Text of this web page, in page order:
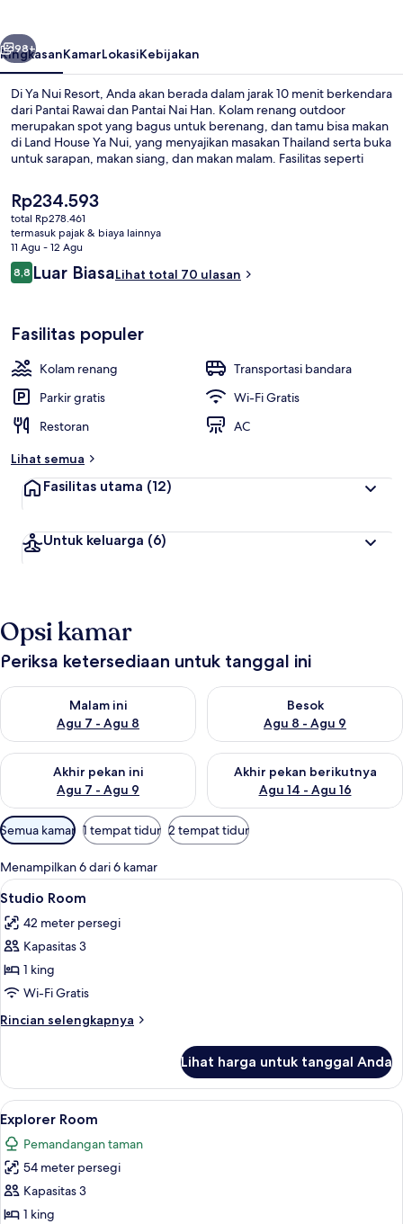
Berikutnya
98+
RingkasanKamarLokasiKebijakan
Di Ya Nui Resort, Anda akan berada dalam jarak 10 menit berkendara
dari Pantai Rawai dan Pantai Nai Han. Kolam renang outdoor
merupakan spot yang bagus untuk berenang, dan tamu bisa makan
di Land House Ya Nui, yang menyajikan masakan Thailand serta buka
untuk sarapan, makan siang, dan makan malam. Fasilitas seperti
lainnya.
Harga
saat
ini
Rp234.593
Rp234.593
total Rp278.461
termasuk pajak & biaya lainnya
11 Agu - 12 Agu
Ulasan
8,88,8 dari 10
Luar BiasaLihat total 70 ulasan
Fasilitas populer
Kolam renang
Transportasi bandara
Parkir gratis
Wi-Fi Gratis
Restoran
AC
Lihat semua
Fasilitas utama (12)
Untuk keluarga (6)
Opsi kamar
Periksa ketersediaan untuk tanggal ini
Malam ini
Agu 7 - Agu 8
Periksa ketersediaan untuk malam ini Agu 7 - Agu 8
Besok
Agu 8 - Agu 9
Periksa ketersediaan untuk
Akhir pekan ini
Agu 7 - Agu 9
Periksa ketersediaan untuk akhir pekan ini Agu 7 - Agu 9
Akhir pekan berikutnya
Agu 14 - Agu 16
Periksa ketersediaan untuk
Filter
tersedia
untuk
kamar
Semua kamar 1 tempat tidur 2 tempat tidur
Menampilkan 6 dari 6 kamar
Lihat
semua
foto
untuk
Studio
Room
Studio Room | Pemandangan balkon
9
Studio Room
42 meter persegi
Kapasitas 3
1 king
Wi-Fi Gratis
Rincian selengkapnya
Rincian
Studio
Room
Lihat harga untuk tanggal Anda
Lihat
semua
foto
untuk
Explorer
Room
7
Explorer Room
Pemandangan taman
54 meter persegi
Kapasitas 3
1 king